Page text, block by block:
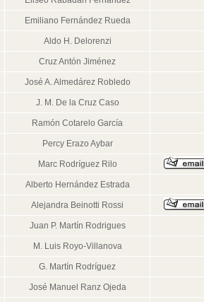
Emiliano Fernández Rueda
Aldo H. Delorenzi
Cruz Antón Jiménez
José A. Almedárez Robledo
J. M. De la Cruz Caso
Ramón Cotarelo García
Percy Erazo Aybar
Marc Rodríguez Rilo
Alberto Hernández Estrada
Alejandra Beinotti Rossi
Juan P. Martín Rodrigues
M. Luis Royo-Villanova
G. Martín Rodríguez
José Manuel Ranz Ojeda